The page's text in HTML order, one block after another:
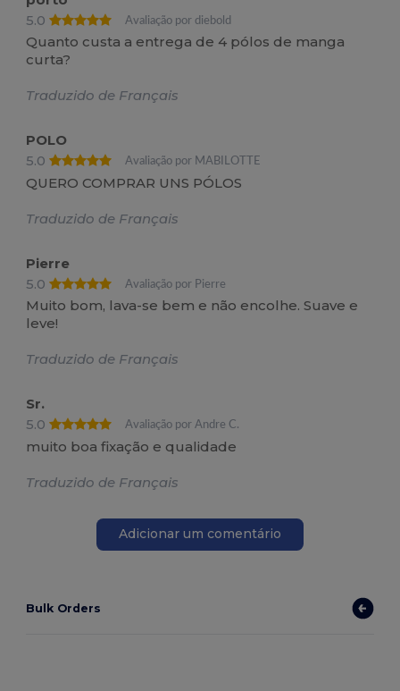
5.0
Avaliação por diebold
Quanto custa a entrega de 4 pólos de manga
curta?
Traduzido de Français
POLO
5.0
Avaliação por MABILOTTE
QUERO COMPRAR UNS PÓLOS
Traduzido de Français
Pierre
5.0
Avaliação por Pierre
Muito bom, lava-se bem e não encolhe. Suave e
leve!
Traduzido de Français
Sr.
5.0
Avaliação por Andre C.
muito boa fixação e qualidade
Traduzido de Français
Adicionar um comentário
Bulk Orders